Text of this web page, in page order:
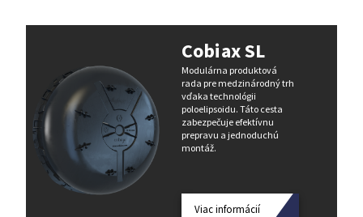
Cobiax SL
Modulárna produktová
rada pre medzinárodný trh
vďaka technológii
poloelipsoidu. Táto cesta
zabezpečuje efektívnu
prepravu a jednoduchú
montáž.
Viac informácií